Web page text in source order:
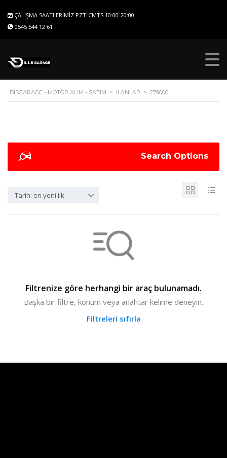
ÇALIŞMA SAATLERIMIZ PZT-CMTS 10:00-20:00
0545 544 12 61
DISGARAGE - MOTOR ALIM - SATIM > İLANLAR > 279000
Search Options
Tarih: en yeni ilk.
Filtrenize göre herhangi bir araç bulunamadı.
Başka bir filtre, konum veya anahtar kelime deneyin.
Filtreleri sıfırla